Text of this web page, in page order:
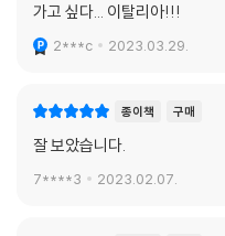
가고 싶다... 이탈리아!!!
2***c 2023.03.29.
종이책 구매
잘 보았습니다.
7****3 2023.02.07.